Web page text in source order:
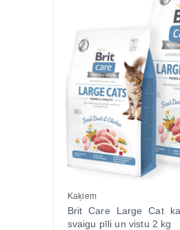
Kaķiem
Brit Care Large Cat
svaigu pīli un vistu 2 kg